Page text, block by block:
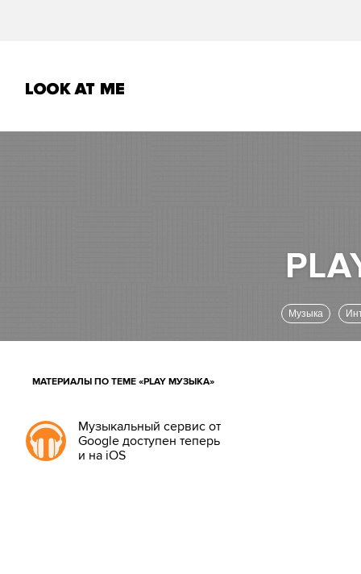
Музыка
МАТЕРИАЛЫ ПО ТЕМЕ «PLAY МУЗЫКА»
Музыкальный сервис от
Google доступен теперь
и на iOS